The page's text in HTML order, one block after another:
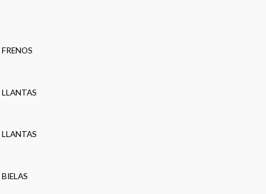
FRENOS
LLANTAS
LLANTAS
BIELAS